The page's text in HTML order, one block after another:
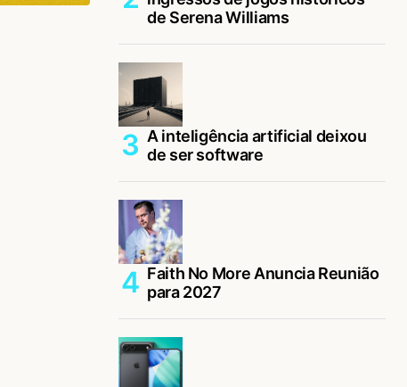
de Serena Williams
A inteligência artificial deixou
de ser software
Faith No More Anuncia Reunião
para 2027